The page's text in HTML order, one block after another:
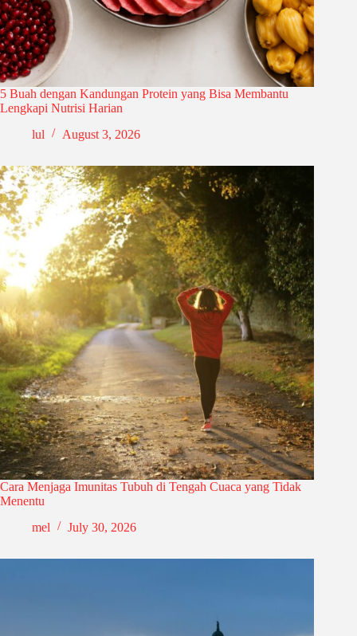
5 Buah dengan Kandungan Protein yang Bisa Membantu
Lengkapi Nutrisi Harian
lul
August 3, 2026
Cara Menjaga Imunitas Tubuh di Tengah Cuaca yang Tidak
Menentu
mel
July 30, 2026